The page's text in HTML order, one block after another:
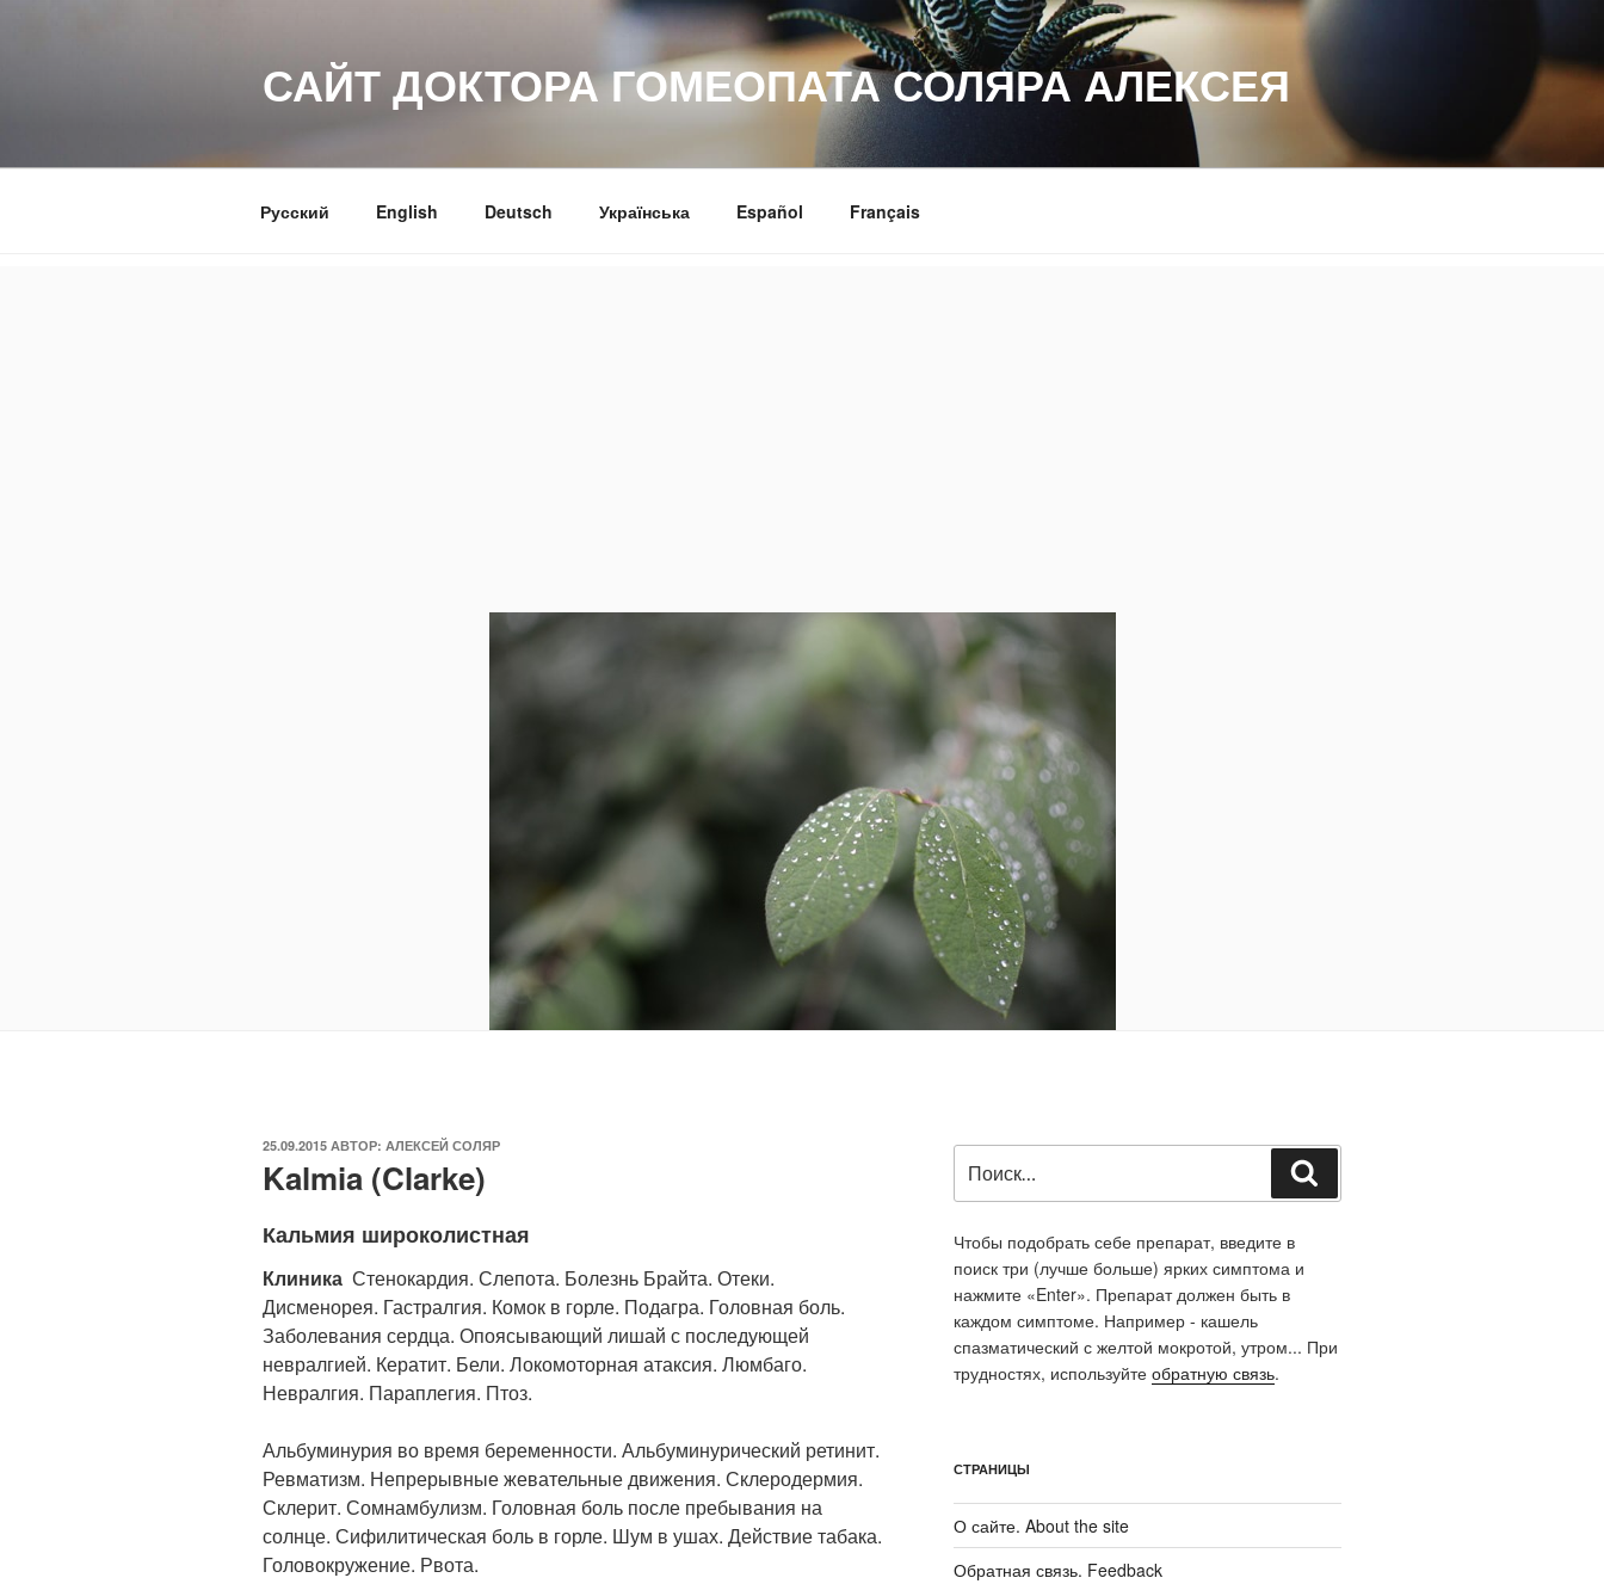
САЙТ ДОКТОРА ГОМЕОПАТА СОЛЯРА АЛЕКСЕЯ
Русский English Deutsch Українська Español Français
ОПУБЛИКОВАНО
25.09.2015 АВТОР: АЛЕКСЕЙ СОЛЯР
Kalmia (Clarke)
Кальмия широколистная
Клиника Стенокардия. Слепота. Болезнь Брайта. Отеки.
Дисменорея. Гастралгия. Комок в горле. Подагра. Головная боль.
Заболевания сердца. Опоясывающий лишай с последующей
невралгией. Кератит. Бели. Локомоторная атаксия. Люмбаго.
Невралгия. Параплегия. Птоз.
Альбуминурия во время беременности. Альбуминурический ретинит.
Ревматизм. Непрерывные жевательные движения. Склеродермия.
Склерит. Сомнамбулизм. Головная боль после пребывания на
солнце. Сифилитическая боль в горле. Шум в ушах. Действие табака.
Головокружение. Рвота.
Чтобы подобрать себе препарат, введите в
поиск три (лучше больше) ярких симптома и
нажмите «Enter». Препарат должен быть в
каждом симптоме. Например - кашель
спазматический с желтой мокротой, утром... При
трудностях, используйте обратную связь.
СТРАНИЦЫ
О сайте. About the site
Обратная связь. Feedback